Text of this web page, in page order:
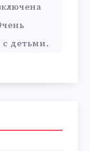
детьми.